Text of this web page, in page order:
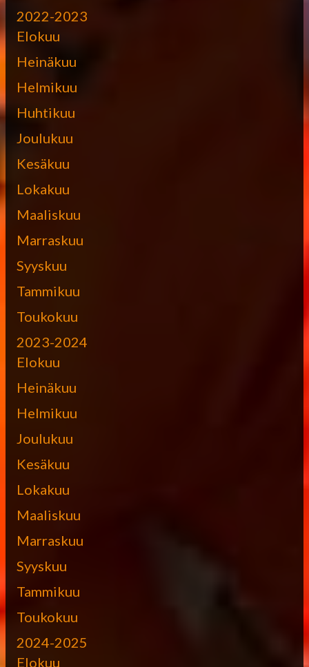
2022-2023
Elokuu
Heinäkuu
Helmikuu
Huhtikuu
Joulukuu
Kesäkuu
Lokakuu
Maaliskuu
Marraskuu
Syyskuu
Tammikuu
Toukokuu
2023-2024
Elokuu
Heinäkuu
Helmikuu
Joulukuu
Kesäkuu
Lokakuu
Maaliskuu
Marraskuu
Syyskuu
Tammikuu
Toukokuu
2024-2025
Elokuu